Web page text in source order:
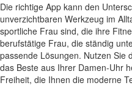
Die richtige App kann den
unverzichtbaren Werkzeug im
sportliche Frau sind, die ihre
berufstätige Frau, die ständig
passende Lösungen. Nutzen Sie
das Beste aus Ihrer Damen-Uhr
Freiheit, die Ihnen die moderne